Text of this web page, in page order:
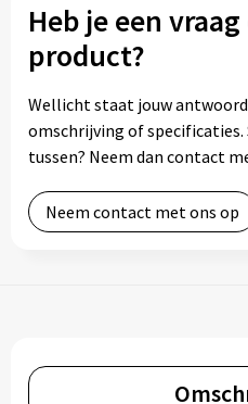
Heb je een
product?
Wellicht staat jouw
omschrijving of
tussen? Neem dan contact
Neem contact met ons op